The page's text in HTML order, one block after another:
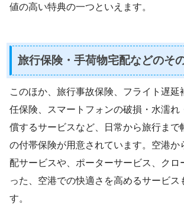
値の高い特典の一つといえます。
旅行保険・手荷物宅配などのそ
このほか、旅行事故保険、フライト遅延
任保険、スマートフォンの破損・水濡れ
償するサービスなど、日常から旅行まで
の付帯保険が用意されています。空港か
配サービスや、ポーターサービス、クロ
った、空港での快適さを高めるサービス
す。